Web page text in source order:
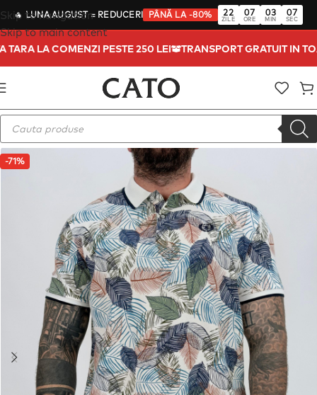
🔥 LUNA AUGUST= REDUCERI PÂNĂ LA -80% 22
ZILE
07
ORE
03
MIN
07
SEC
Skip to navigation
Skip to main content
TARA LA COMENZI PESTE 250 LEI TRANSPORT GRATUIT IN
-71%